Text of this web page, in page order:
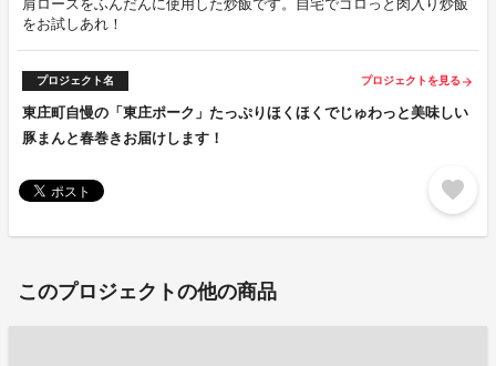
肩ロースをふんだんに使用した炒飯です。自宅でゴロっと肉入り炒飯
をお試しあれ！
プロジェクト名 プロジェクトを見る arrow_forward
東庄町自慢の「東庄ポーク」たっぷりほくほくでじゅわっと美味しい
豚まんと春巻きお届けします！
favorite
このプロジェクトの他の商品